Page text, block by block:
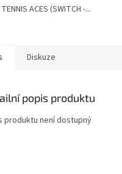
ACES (SWITCH -...
Diskuze
popis produktu
produktu není dostupný